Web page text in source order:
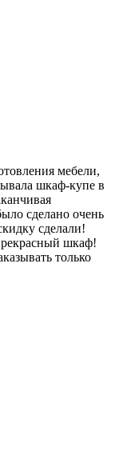
мебели,
шкаф-купе в
сделано очень
сделали!
шкаф!
только